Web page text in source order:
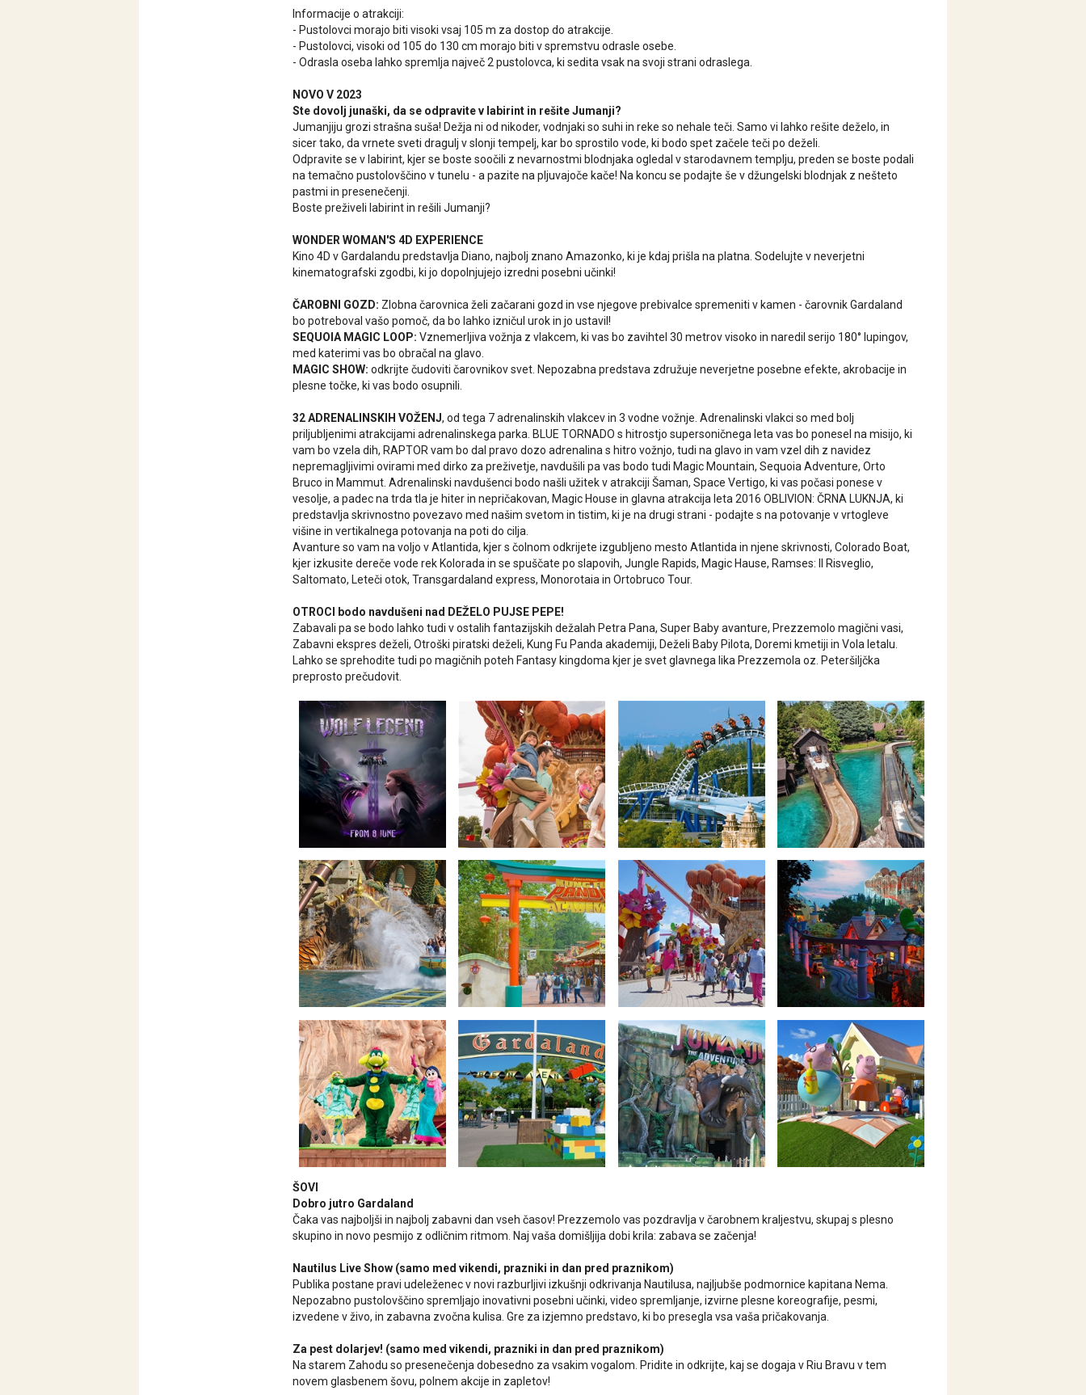
Informacije o atrakciji:
- Pustolovci morajo biti visoki vsaj 105 m za dostop do atrakcije.
- Pustolovci, visoki od 105 do 130 cm morajo biti v spremstvu odrasle osebe.
- Odrasla oseba lahko spremlja največ 2 pustolovca, ki sedita vsak na svoji strani odraslega.
NOVO V 2023
Ste dovolj junaški, da se odpravite v labirint in rešite Jumanji?
Jumanjiju grozi strašna suša! Dežja ni od nikoder, vodnjaki so suhi in reke so nehale teči. Samo vi lahko rešite deželo, in
sicer tako, da vrnete sveti dragulj v slonji tempelj, kar bo sprostilo vode, ki bodo spet začele teči po deželi.
Odpravite se v labirint, kjer se boste soočili z nevarnostmi blodnjaka ogledal v starodavnem templju, preden se boste podali
na temačno pustolovščino v tunelu - a pazite na pljuvajoče kače! Na koncu se podajte še v džungelski blodnjak z nešteto
pastmi in presenečenji.
Boste preživeli labirint in rešili Jumanji?
WONDER WOMAN'S 4D EXPERIENCE
Kino 4D v Gardalandu predstavlja Diano, najbolj znano Amazonko, ki je kdaj prišla na platna. Sodelujte v neverjetni
kinematografski zgodbi, ki jo dopolnjujejo izredni posebni učinki!
ČAROBNI GOZD: Zlobna čarovnica želi začarani gozd in vse njegove prebivalce spremeniti v kamen - čarovnik Gardaland
bo potreboval vašo pomoč, da bo lahko izničul urok in jo ustavil!
SEQUOIA MAGIC LOOP: Vznemerljiva vožnja z vlakcem, ki vas bo zavihtel 30 metrov visoko in naredil serijo 180° lupingov,
med katerimi vas bo obračal na glavo.
MAGIC SHOW: odkrijte čudoviti čarovnikov svet. Nepozabna predstava združuje neverjetne posebne efekte, akrobacije in
plesne točke, ki vas bodo osupnili.
32 ADRENALINSKIH VOŽENJ, od tega 7 adrenalinskih vlakcev in 3 vodne vožnje. Adrenalinski vlakci so med bolj
priljubljenimi atrakcijami adrenalinskega parka. BLUE TORNADO s hitrostjo supersoničnega leta vas bo ponesel na misijo, ki
vam bo vzela dih, RAPTOR vam bo dal pravo dozo adrenalina s hitro vožnjo, tudi na glavo in vam vzel dih z navidez
nepremagljivimi ovirami med dirko za preživetje, navdušili pa vas bodo tudi Magic Mountain, Sequoia Adventure, Orto
Bruco in Mammut. Adrenalinski navdušenci bodo našli užitek v atrakciji Šaman, Space Vertigo, ki vas počasi ponese v
vesolje, a padec na trda tla je hiter in nepričakovan, Magic House in glavna atrakcija leta 2016 OBLIVION: ČRNA LUKNJA, ki
predstavlja skrivnostno povezavo med našim svetom in tistim, ki je na drugi strani - podajte s na potovanje v vrtogleve
višine in vertikalnega potovanja na poti do cilja.
Avanture so vam na voljo v Atlantida, kjer s čolnom odkrijete izgubljeno mesto Atlantida in njene skrivnosti, Colorado Boat,
kjer izkusite dereče vode rek Kolorada in se spuščate po slapovih, Jungle Rapids, Magic Hause, Ramses: II Risveglio,
Saltomato, Leteči otok, Transgardaland express, Monorotaia in Ortobruco Tour.
OTROCI bodo navdušeni nad DEŽELO PUJSE PEPE!
Zabavali pa se bodo lahko tudi v ostalih fantazijskih dežalah Petra Pana, Super Baby avanture, Prezzemolo magični vasi,
Zabavni ekspres deželi, Otroški piratski deželi, Kung Fu Panda akademiji, Deželi Baby Pilota, Doremi kmetiji in Vola letalu.
Lahko se sprehodite tudi po magičnih poteh Fantasy kingdoma kjer je svet glavnega lika Prezzemola oz. Peteršiljčka
preprosto prečudovit.
ŠOVI
Dobro jutro Gardaland
Čaka vas najboljši in najbolj zabavni dan vseh časov! Prezzemolo vas pozdravlja v čarobnem kraljestvu, skupaj s plesno
skupino in novo pesmijo z odličnim ritmom. Naj vaša domišljija dobi krila: zabava se začenja!
Nautilus Live Show (samo med vikendi, prazniki in dan pred praznikom)
Publika postane pravi udeleženec v novi razburljivi izkušnji odkrivanja Nautilusa, najljubše podmornice kapitana Nema.
Nepozabno pustolovščino spremljajo inovativni posebni učinki, video spremljanje, izvirne plesne koreografije, pesmi,
izvedene v živo, in zabavna zvočna kulisa. Gre za izjemno predstavo, ki bo presegla vsa vaša pričakovanja.
Za pest dolarjev! (samo med vikendi, prazniki in dan pred praznikom)
Na starem Zahodu so presenečenja dobesedno za vsakim vogalom. Pridite in odkrijte, kaj se dogaja v Riu Bravu v tem
novem glasbenem šovu, polnem akcije in zapletov!